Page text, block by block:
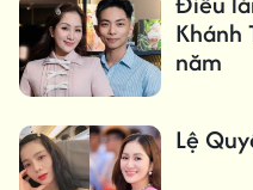
Khánh
năm
Lệ